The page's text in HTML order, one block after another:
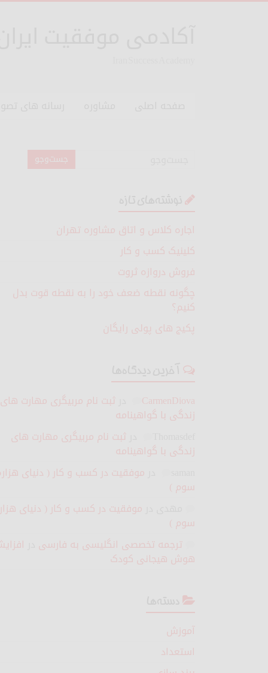
اجاره کلاس و اتاق مشاوره تهران
کلینیک کسب و کار
فروش دروازه ثروت
چگونه نقطه ضعف خود را به نقطه قوت بدل
کنیم؟
پکیج های پولی رایگان
CarmenDiova ثبت نام مربیگری مهارت های
زندگی با گواهینامه
ثبت نام مربیگری مهارت های
زندگی با گواهینامه
موفقیت در کسب و کار ( دنیای
سوم )
موفقیت در کسب و کار ( دنیای
سوم )
ترجمه تخصصی انگلیسی به فارسی
هوش هیجانی کودک
آموزش
استعداد